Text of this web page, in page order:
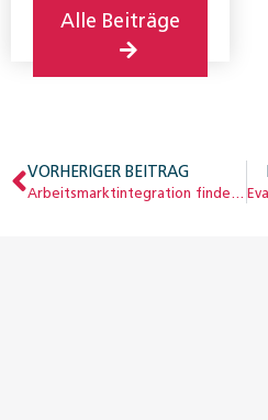
Alle Beiträge
VORHERIGER BEITRAG
Arbeitsmarktintegration findet vor Ort statt